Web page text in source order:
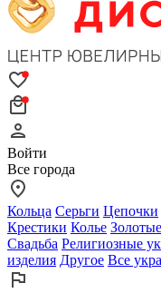
Войти
Все города
Кольца Серьги Цепочки
Крестики Колье
Свадьба Религиозные
изделия Другое Все